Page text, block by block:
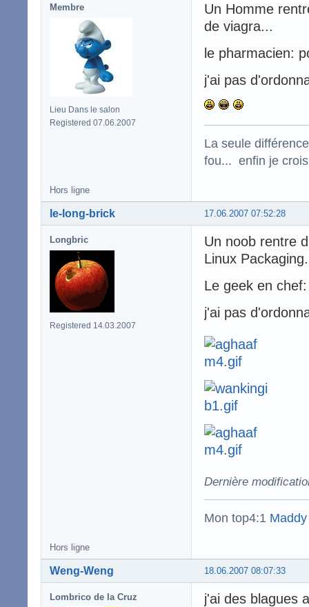
Membre
Lieu Dans le salon
Registered 07.06.2007
Un Homme
de viagra...
le pharmacien:
j'ai pas
La seule
fou... enfin je
Hors ligne
17.06.2007 07:52:28
le-long-brick
Longbric
Registered 14.03.2007
Un noob rentre
Linux
Le geek en
j'ai pas
Dernière
Mon top4:1
Hors ligne
18.06.2007 08:07:33
Weng-Weng
Lombrico de la Cruz
j'ai des blagues